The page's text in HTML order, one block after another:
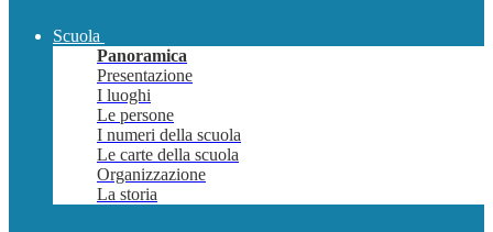
Scuola
Panoramica
Presentazione
I luoghi
Le persone
I numeri della scuola
Le carte della scuola
Organizzazione
La storia